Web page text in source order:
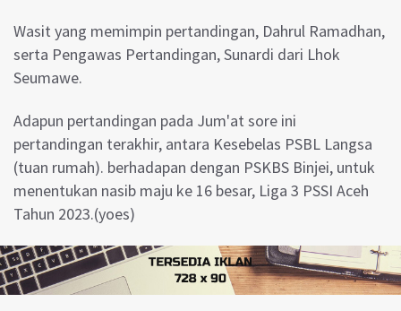
Wasit yang memimpin pertandingan, Dahrul Ramadhan,
serta Pengawas Pertandingan, Sunardi dari Lhok
Seumawe.
Adapun pertandingan pada Jum'at sore ini
pertandingan terakhir, antara Kesebelas PSBL Langsa
(tuan rumah). berhadapan dengan PSKBS Binjei, untuk
menentukan nasib maju ke 16 besar, Liga 3 PSSI Aceh
Tahun 2023.(yoes)